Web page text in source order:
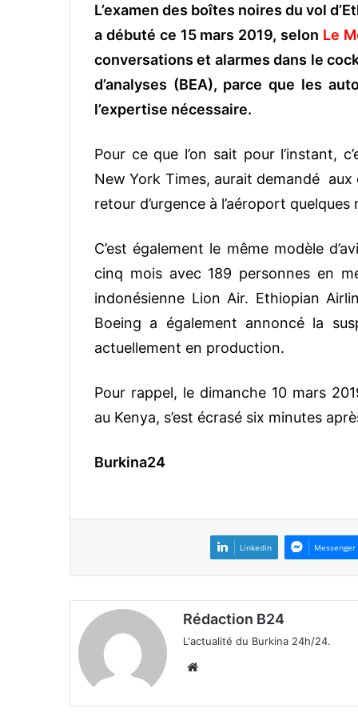
L’examen des boîtes noires du vol
a débuté ce 15 mars 2019, selon Le
conversations et alarmes dans le
d’analyses (BEA), parce que les
l’expertise nécessaire.
Pour ce que l’on sait pour l’instant,
New York Times, aurait demandé aux
retour d’urgence à l’aéroport
C’est également le même modèle
cinq mois avec 189 personnes en
indonésienne Lion Air. Ethiopian
Boeing a également annoncé la
actuellement en production.
Pour rappel, le dimanche 10 mars
au Kenya, s’est écrasé six minutes
Burkina24
Linkedin Messenger
Rédaction B24
L'actualité du Burkina 24h/24.
te